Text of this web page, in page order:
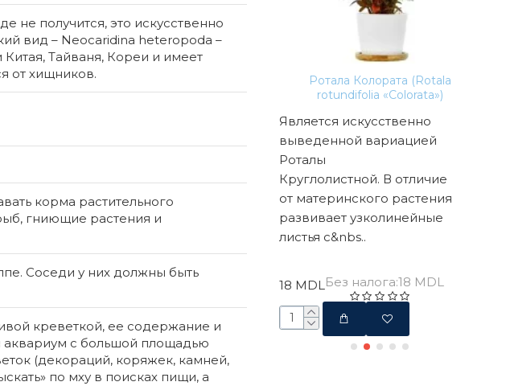
не получится, это искусственно
вид – Neocaridina heteropoda –
Тайваня, Кореи и имеет
от хищников.
корма растительного
гниющие растения и
Соседи у них должны быть
креветкой, ее содержание и
аквариум с большой площадью
(декораций, коряжек, камней,
по мху в поисках пищи, а
Лимнофила Ароматика Мини /
Limnophila Aromatica Mini
для приготовления
препаратов в нар..
35 MDLБез налога:35 MDL
Ротала Колората (Rotala
rotundifolia «Colorata»)
Является искусственно
выведенной вариацией
Роталы
Круглолистной. В отличие
от материнского растения
развивает узколинейные
листья с&nbs..
18 MDL Без налога:18 MDL